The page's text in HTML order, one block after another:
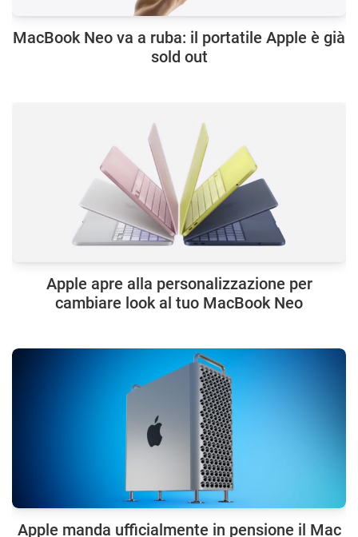
MacBook Neo va a ruba: il portatile Apple è già
sold out
Apple apre alla personalizzazione per
cambiare look al tuo MacBook Neo
Apple manda ufficialmente in pensione il Mac